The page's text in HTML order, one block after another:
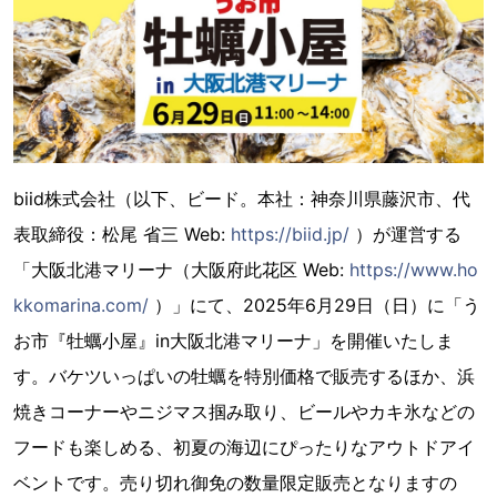
biid株式会社（以下、ビード。本社：神奈川県藤沢市、代
表取締役：松尾 省三 Web: https://biid.jp/ ）が運営する
「大阪北港マリーナ（大阪府此花区 Web: https://www.ho
kkomarina.com/ ）」にて、2025年6月29日（日）に「う
お市『牡蠣小屋』in大阪北港マリーナ」を開催いたしま
す。バケツいっぱいの牡蠣を特別価格で販売するほか、浜
焼きコーナーやニジマス掴み取り、ビールやカキ氷などの
フードも楽しめる、初夏の海辺にぴったりなアウトドアイ
ベントです。売り切れ御免の数量限定販売となりますの